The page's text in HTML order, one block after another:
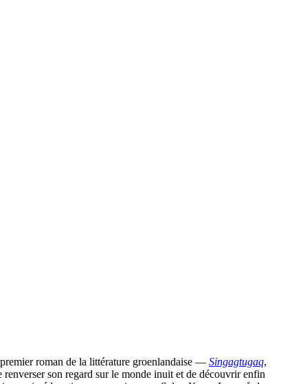
roman de la littérature groenlandaise — Singagtugaq,
son regard sur le monde inuit et de découvrir enfin